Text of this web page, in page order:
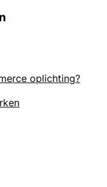
oplichting?